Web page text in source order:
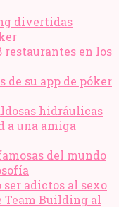
divertidas
restaurantes en los
de su app de póker
hidráulicas
a una amiga
del mundo
ser adictos al sexo
Team Building al